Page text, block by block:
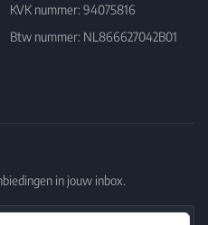
KVK nummer: 94075816
Btw nummer: NL866627042B01
in jouw inbox.